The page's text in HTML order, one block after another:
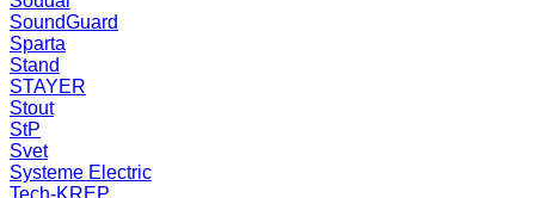
SoundGuard
Sparta
Stand
STAYER
Stout
StP
Svet
Systeme Electric
Tech-KREP